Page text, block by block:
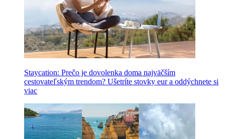
Staycation: Prečo je dovolenka doma najväčším
cestovateľským trendom? Ušetríte stovky eur a oddýchnete si
viac